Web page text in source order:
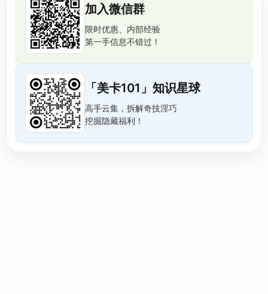
加入微信群
限时优惠、内部经验
第一手信息不错过！
「美卡101」知识星球
高手云集，拆解奇技淫巧
挖掘隐藏福利！